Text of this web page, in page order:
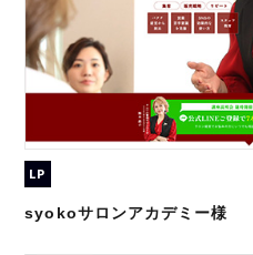
LP
syokoサロンアカデミー様